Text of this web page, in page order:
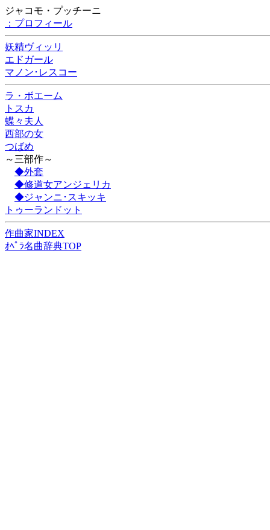
ジャコモ・プッチーニ
：プロフィール
妖精ヴィッリ
エドガール
マノン･レスコー
ラ・ボエーム
トスカ
蝶々夫人
西部の女
つばめ
～三部作～
◆外套
◆修道女アンジェリカ
◆ジャンニ･スキッキ
トゥーランドット
作曲家INDEX
ｵﾍﾟﾗ名曲辞典TOP